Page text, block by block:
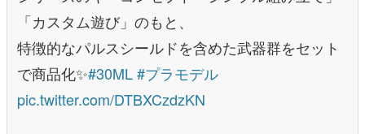
「カスタム遊び」のもと、
特徴的なパルスシールドを含めた武器群をセット
で商品化✨#30ML#プラモデル
pic.twitter.com/DTBXCzdzKN